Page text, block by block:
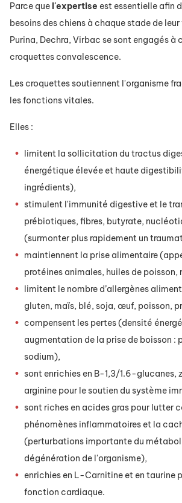
Parce que l'expertise est essentielle afin
besoins des chiens à chaque stade de
Purina, Dechra, Virbac se sont engagés à
croquettes convalescence.
Les croquettes soutiennent l'organisme
les fonctions vitales.
Elles :
limitent la sollicitation du tractus
énergétique élevée et haute
ingrédients),
stimulent l'immunité digestive et le
prébiotiques, fibres, butyrate,
(surmonter plus rapidement un
maintiennent la prise alimentaire
protéines animales, huiles de poisson,
limitent le nombre d’allergènes
gluten, maïs, blé, soja, œuf, poisson,
compensent les pertes (densité
augmentation de la prise de boisson :
sodium),
sont enrichies en B-1,3/1.6-glucanes,
arginine pour le soutien du système
sont riches en acides gras pour lutter
phénomènes inflammatoires et la
(perturbations importante du
dégénération de l'organisme),
enrichies en L-Carnitine et en taurine
fonction cardiaque.